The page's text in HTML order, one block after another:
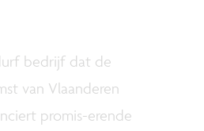
bedrijf dat de
van Vlaanderen
promis-erende